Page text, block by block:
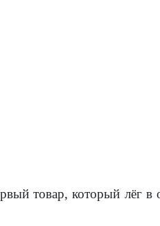
товар, который лёг в